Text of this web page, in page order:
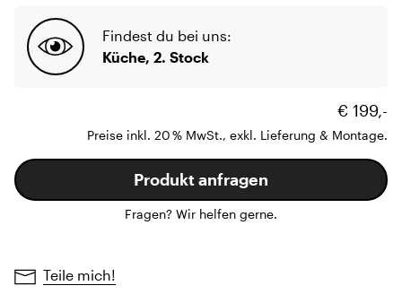
Findest du bei uns:
Küche, 2. Stock
€ 199,-
Preise inkl. 20 % MwSt., exkl. Lieferung & Montage.
Produkt anfragen
Fragen? Wir helfen gerne.
Teile mich!